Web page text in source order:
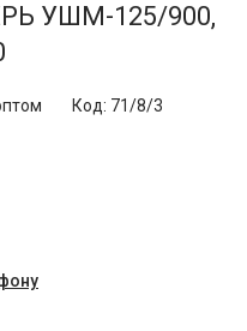
УШМ-125/900,
Код: 71/8/3